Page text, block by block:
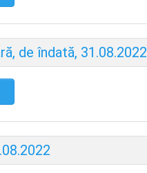
de îndată, 31.08.2022